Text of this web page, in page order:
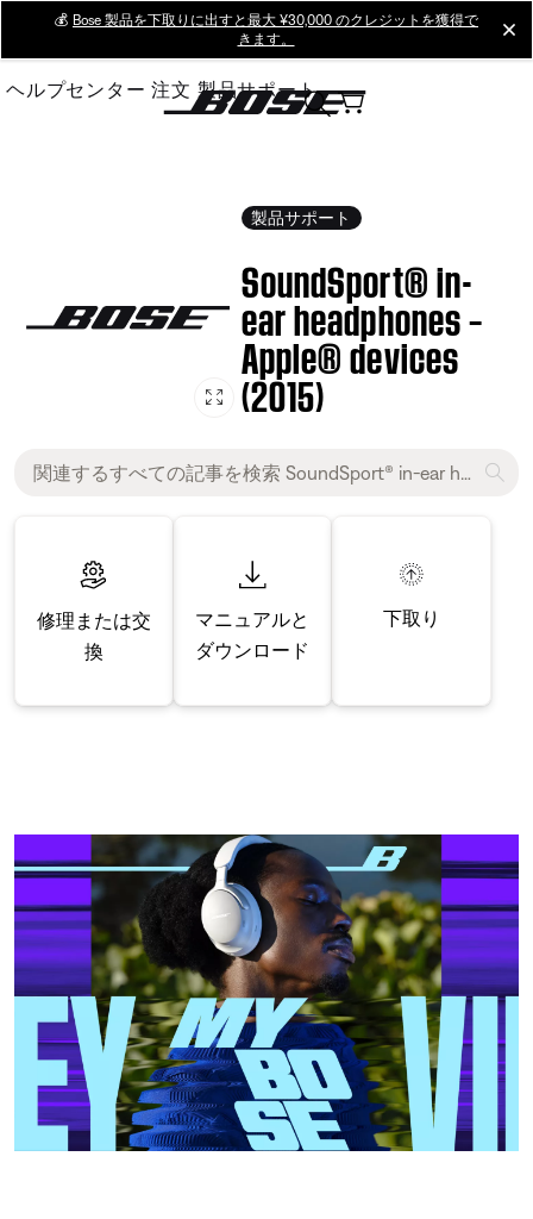
Main
💰 Bose 製品を下取りに出すと最大 ¥30,000 のクレジットを獲得で
きます。
ヘルプセンター 注文 製品サポート
製品サポート
SoundSport® in-
ear headphones –
Apple® devices
(2015)
修理または交
換
マニュアルと
ダウンロード
下取り